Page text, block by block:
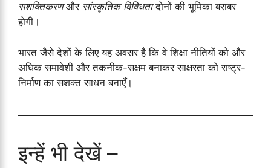
सशक्तिकरणऔर सांस्कृतिक विविधतादोनों की भूमिका बराबर
होगी।
भारत जैसे देशों के लिए यह अवसर है कि वे शिक्षा नीतियों को और
अधिक समावेशी और तकनीक-सक्षम बनाकर साक्षरता को राष्ट्र-
निर्माण का सशक्त साधन बनाएँ।
इन्हें भी देखें –